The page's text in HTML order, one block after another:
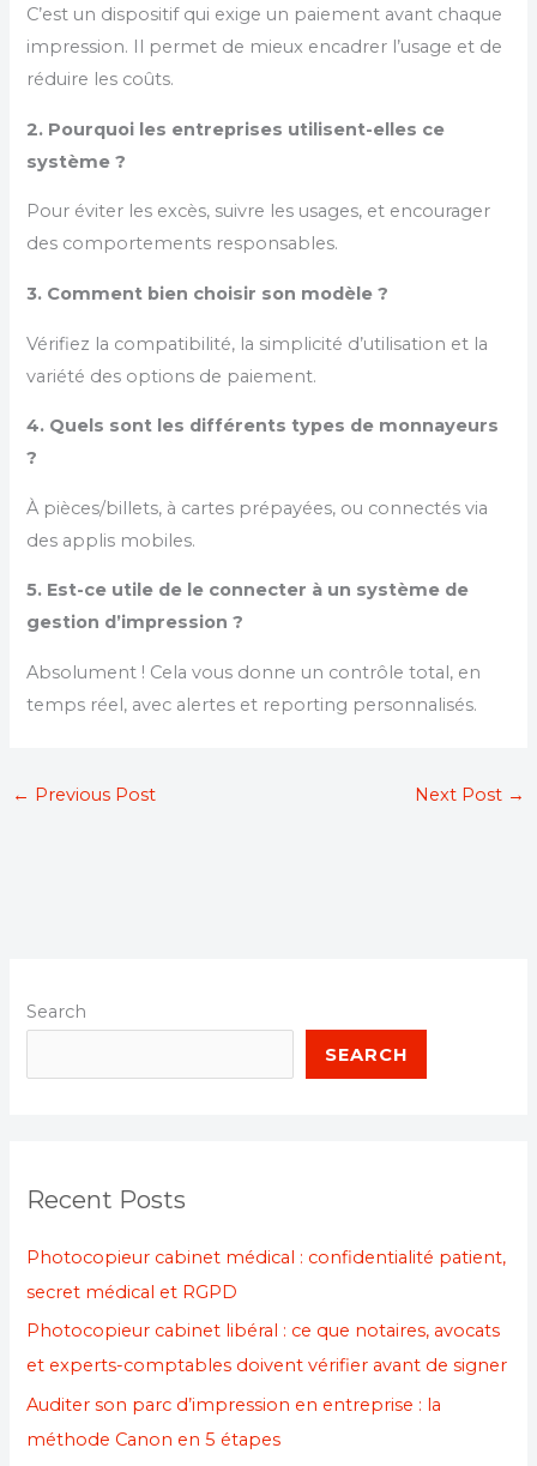
C’est un dispositif qui exige un paiement avant chaque
impression. Il permet de mieux encadrer l’usage et de
réduire les coûts.
2. Pourquoi les entreprises utilisent-elles ce
système ?
Pour éviter les excès, suivre les usages, et encourager
des comportements responsables.
3. Comment bien choisir son modèle ?
Vérifiez la compatibilité, la simplicité d’utilisation et la
variété des options de paiement.
4. Quels sont les différents types de monnayeurs
?
À pièces/billets, à cartes prépayées, ou connectés via
des applis mobiles.
5. Est-ce utile de le connecter à un système de
gestion d’impression ?
Absolument ! Cela vous donne un contrôle total, en
temps réel, avec alertes et reporting personnalisés.
← Previous Post Next Post →
Search
SEARCH
Recent Posts
Photocopieur cabinet médical : confidentialité patient,
secret médical et RGPD
Photocopieur cabinet libéral : ce que notaires, avocats
et experts-comptables doivent vérifier avant de signer
Auditer son parc d’impression en entreprise : la
méthode Canon en 5 étapes